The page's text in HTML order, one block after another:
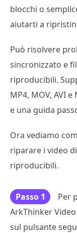
blocchi o
aiutarti a
Può risolvere
sincronizzato e
riproducibili.
MP4, MOV, AVI
e una guida
Ora vediamo
riparare i video
riproducibili.
Passo 1
Per
ArkThinker
sul pulsante